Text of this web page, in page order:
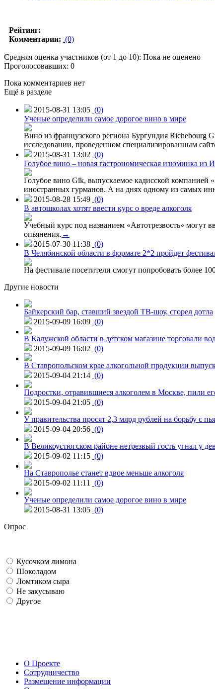
Рейтинг:
Комментарии: (0)
Средняя оценка участников (от 1 до 10): Пока не оценено
Проголосовавших: 0
Пока комментариев нет
Ещё в разделе
2015-08-31 13:05 (0)
Ученые определили самое дорогое вино в мире
Вино из французского региона Бургундия Richebourg
исследовании, проведенном специализированным
2015-08-31 13:02 (0)
Голубое вино – новая гастрономическая изюминка из
Голубое вино Gïk, выпускаемое кадисской компанией
иностранных гурманов. А на днях одному из самых
2015-08-28 15:49 (0)
В автошколах хотят ввести курс о вреде алкоголя
Учебный курс под названием «Автотрезвость» могут
опьянения. →
2015-07-30 11:38 (0)
В Челябинской области в формате 2*2 пройдет
На фестивале посетители смогут попробовать более
Другие новости
Байкерский бар, ставший звездой ТВ-шоу, сгорел дотла
2015-09-09 16:09 (0)
В Калужской области в детском магазине торговали
2015-09-09 16:02 (0)
В Ставропольском крае алкогольной продукции
2015-09-04 21:14 (0)
Подростки, отравившиеся алкоголем в Москве, пили
2015-09-04 21:05 (0)
У правительства просят 2,3 млрд рублей на борьбу с
2015-09-04 20:56 (0)
В Великоустюгском районе нетрезвый гость угнал у
2015-09-02 11:15 (0)
На Ставрополье станет вдвое меньше алкоголя
2015-09-02 11:11
(0)
Ученые определили самое дорогое вино в мире
2015-08-31 13:05 (0)
Опрос
Кусочком лимона
Шоколадом
Ломтиком сыра
Не закусываю
Другое
О Проекте
Сотрудничество
Размещение информации